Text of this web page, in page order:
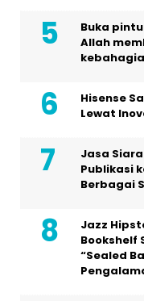
Buka
Allah
Hisense
Lewat
Jasa
Publikasi
Berbagai
Jazz
Bookshelf
“Sealed